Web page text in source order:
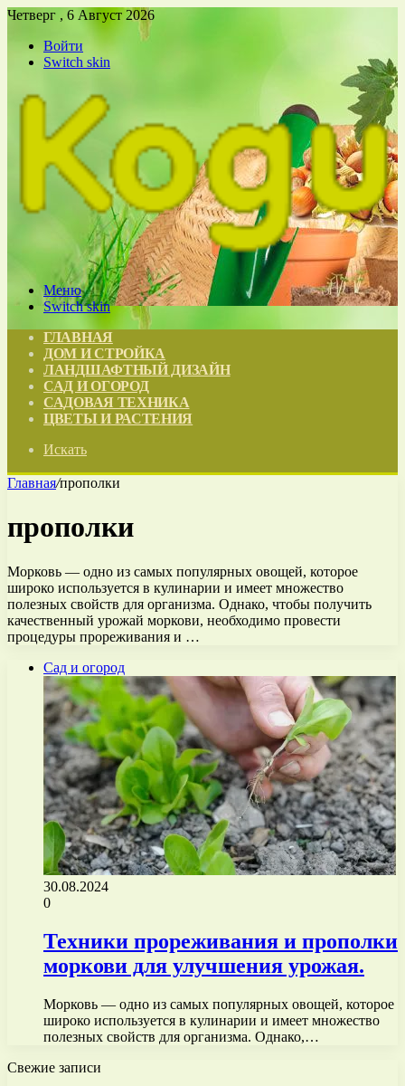
Четверг , 6 Август 2026
Войти
Switch skin
Меню
Switch skin
ГЛАВНАЯ
ДОМ И СТРОЙКА
ЛАНДШАФТНЫЙ ДИЗАЙН
САД И ОГОРОД
САДОВАЯ ТЕХНИКА
ЦВЕТЫ И РАСТЕНИЯ
Искать
Главная/прополки
прополки
Морковь — одно из самых популярных овощей, которое
широко используется в кулинарии и имеет множество
полезных свойств для организма. Однако, чтобы получить
качественный урожай моркови, необходимо провести
процедуры прореживания и …
Сад и огород
30.08.2024
0
Техники прореживания и прополки
моркови для улучшения урожая.
Морковь — одно из самых популярных овощей, которое
широко используется в кулинарии и имеет множество
полезных свойств для организма. Однако,…
Свежие записи